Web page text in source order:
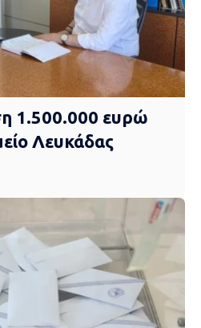
1.500.000 ευρώ
Λευκάδας